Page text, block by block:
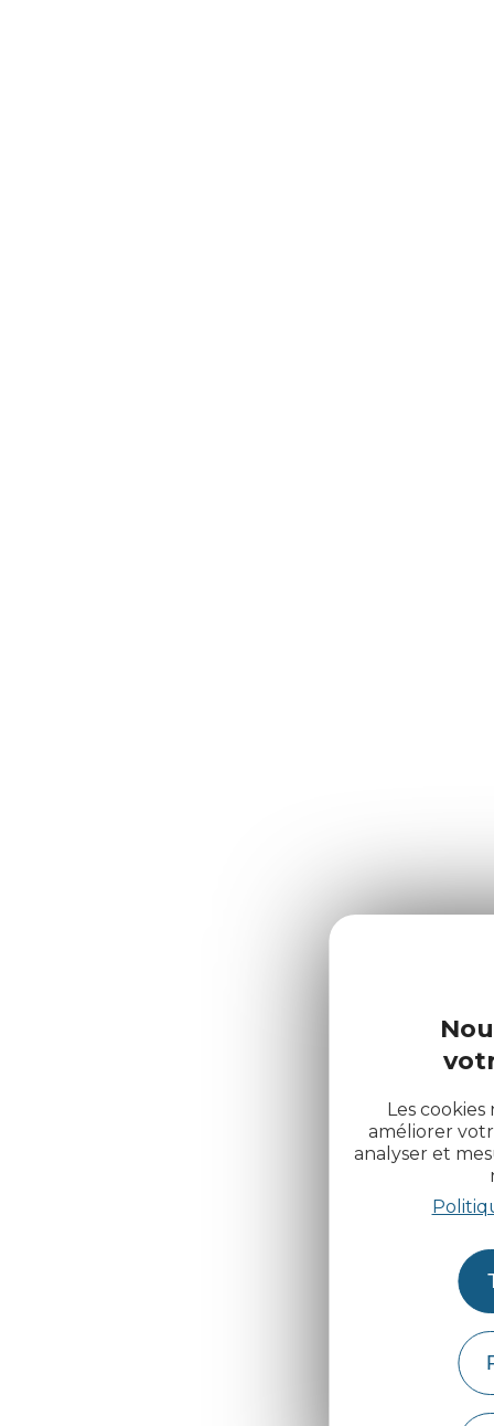
Les
améliorer
analyser et